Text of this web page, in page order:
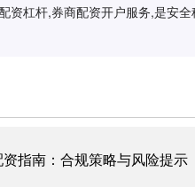
资杠杆,券商配资开户服务,是安
指南：合规策略与风险提示